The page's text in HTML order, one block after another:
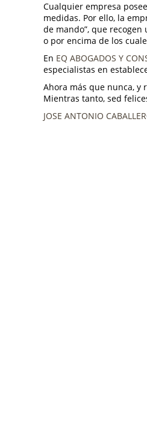
Cualquier empresa
medidas. Por ello, la
de mando”, que
o por encima de los
En EQ ABOGADOS Y
especialistas en
Ahora más que nunca, y
Mientras tanto, sed
JOSE ANTONIO